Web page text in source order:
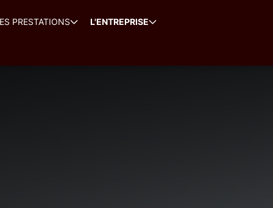
PRESTATIONS L'ENTREPRISE